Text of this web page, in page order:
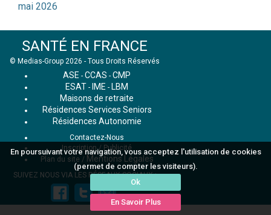
En poursuivant votre navigation, vous acceptez l'utilisation de cookies
(permet de compter les visiteurs).
Ok
En Savoir Plus
mai 2026
SANTÉ EN FRANCE
© Medias-Group 2026 - Tous Droits Réservés
ASE - CCAS - CMP
ESAT - IME - LBM
Maisons de retraite
Résidences Services Seniors
Résidences Autonomie
Contactez-Nous
Inscription / Publicité
Plan du site / Mentions Légales
SUIVEZ NOUS VIA LES RÉSEAUX SOCIAUX :